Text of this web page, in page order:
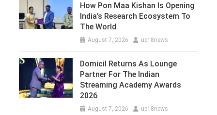
How Pon Maa Kishan Is Opening
India’s Research Ecosystem To
The World
August 7, 2026 up18news
Domicil Returns As Lounge
Partner For The Indian
Streaming Academy Awards
2026
August 7, 2026 up18news